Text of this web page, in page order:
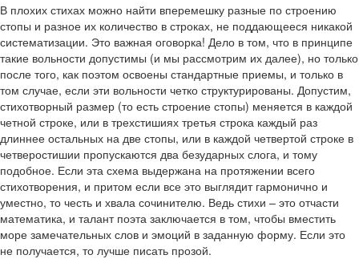
В плохих стихах можно найти вперемешку разные по строению
стопы и разное их количество в строках, не поддающееся никакой
систематизации. Это важная оговорка! Дело в том, что в принципе
такие вольности допустимы (и мы рассмотрим их далее), но только
после того, как поэтом освоены стандартные приемы, и только в
том случае, если эти вольности четко структурированы. Допустим,
стихотворный размер (то есть строение стопы) меняется в каждой
четной строке, или в трехстишиях третья строка каждый раз
длиннее остальных на две стопы, или в каждой четвертой строке в
четверостишии пропускаются два безударных слога, и тому
подобное. Если эта схема выдержана на протяжении всего
стихотворения, и притом если все это выглядит гармонично и
уместно, то честь и хвала сочинителю. Ведь стихи – это отчасти
математика, и талант поэта заключается в том, чтобы вместить
море замечательных слов и эмоций в заданную форму. Если это
не получается, то лучше писать прозой.